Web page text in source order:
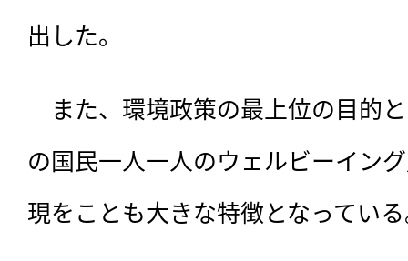
出した。
また、環境政策の最上位の目的
の国民一人一人のウェルビーイン
現をことも大きな特徴となってい